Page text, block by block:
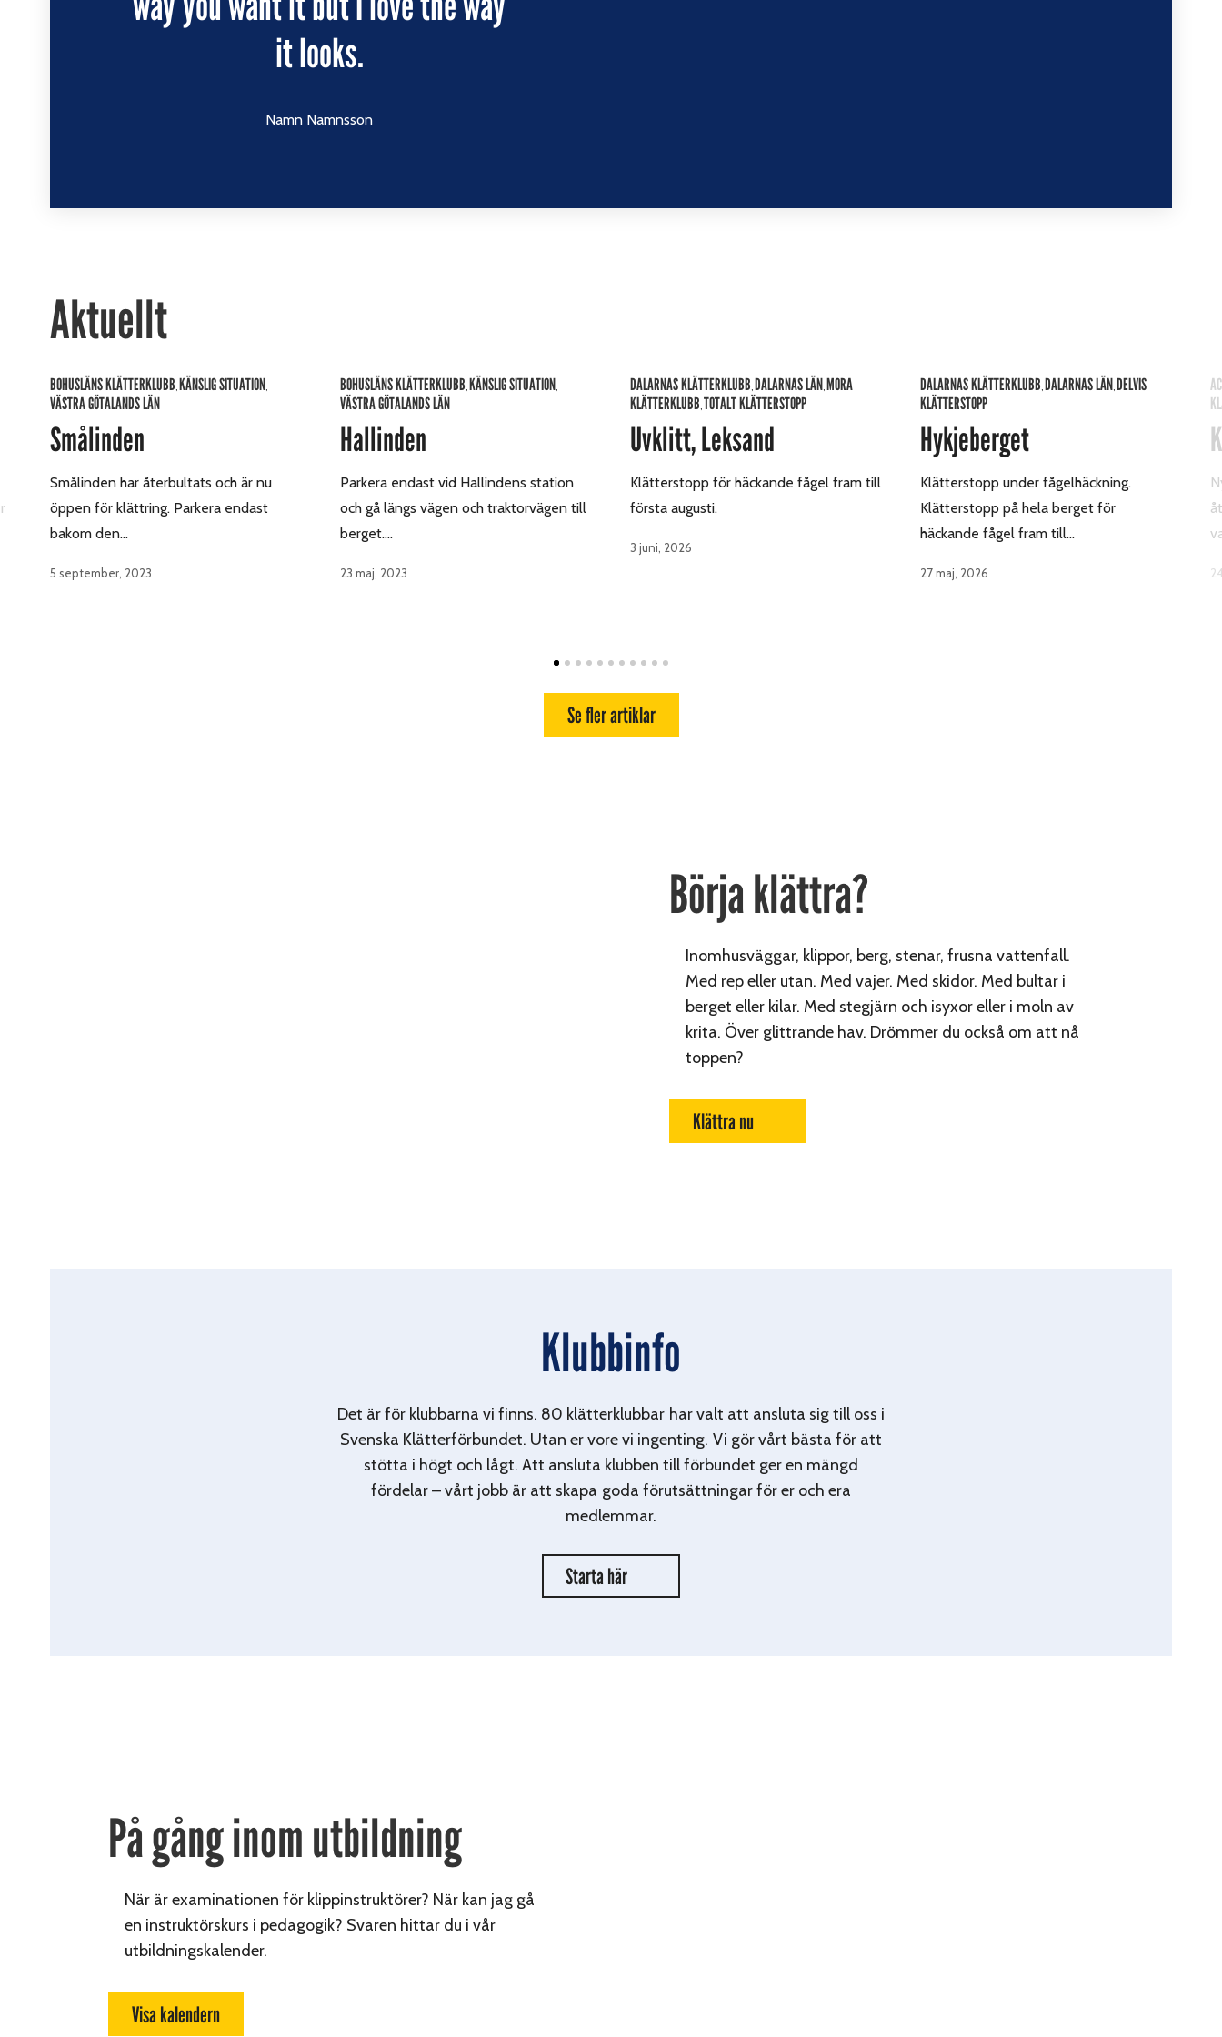
it looks.
Namn Namnsson
ipsum dolor sit amet.
Namn Namnsson
Aktuellt
BOHUSLÄNS KLÄTTERKLUBB,KÄNSLIG SITUATION,
VÄSTRA GÖTALANDS LÄN
Smålinden
Smålinden har återbultats och är nu
öppen för klättring. Parkera endast
bakom den…
5 september, 2023
BOHUSLÄNS KLÄTTERKLUBB,KÄNSLIG SITUATION,
VÄSTRA GÖTALANDS LÄN
Hallinden
Parkera endast vid Hallindens station
och gå längs vägen och traktorvägen till
berget.…
23 maj, 2023
DALARNAS KLÄTTERKLUBB,DALARNAS LÄN,MORA
KLÄTTERKLUBB,TOTALT KLÄTTERSTOPP
Uvklitt, Leksand
Klätterstopp för häckande fågel fram till
första augusti.
3 juni, 2026
DALARNAS KLÄTTERKLUBB,DALARNAS LÄN,DELVIS
KLÄTTERSTOPP
Hykjeberget
Klätterstopp under fågelhäckning.
Klätterstopp på hela berget för
häckande fågel fram till…
27 maj, 2026
Se fler artiklar
Börja klättra?
Inomhusväggar, klippor, berg, stenar, frusna vattenfall.
Med rep eller utan. Med vajer. Med skidor. Med bultar i
berget eller kilar. Med stegjärn och isyxor eller i moln av
krita. Över glittrande hav. Drömmer du också om att nå
toppen?
Klättra nu
Klubbinfo
Det är för klubbarna vi finns. 80 klätterklubbar har valt att ansluta sig till oss i
Svenska Klätterförbundet. Utan er vore vi ingenting. Vi gör vårt bästa för att
stötta i högt och lågt. Att ansluta klubben till förbundet ger en mängd
fördelar – vårt jobb är att skapa goda förutsättningar för er och era
medlemmar.
Starta här
På gång inom utbildning
När är examinationen för klippinstruktörer? När kan jag gå
en instruktörskurs i pedagogik? Svaren hittar du i vår
utbildningskalender.
Visa kalendern